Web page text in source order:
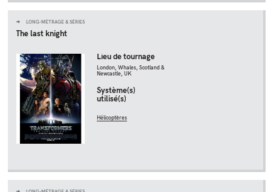
LONG-MÉTRAGE & SÉRIES
The last knight
Lieu de tournage
London, Whales, Scotland &
Newcastle, UK
Système(s)
utilisé(s)
Hélicoptères